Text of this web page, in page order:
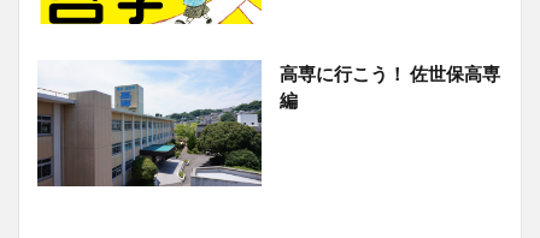
高専に行こう！ 佐世保高専
編